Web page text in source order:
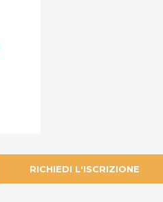
RICHIEDI L'ISCRIZIONE